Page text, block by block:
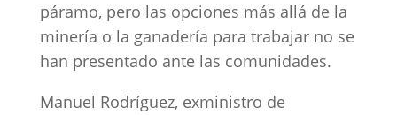
páramo, pero las opciones más allá de la
minería o la ganadería para trabajar no se
han presentado ante las comunidades.
Manuel Rodríguez, exministro de